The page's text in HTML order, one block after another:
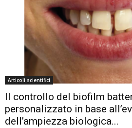
Articoli scientifici
Il controllo del biofilm
personalizzato in base
dell’ampiezza biologica...